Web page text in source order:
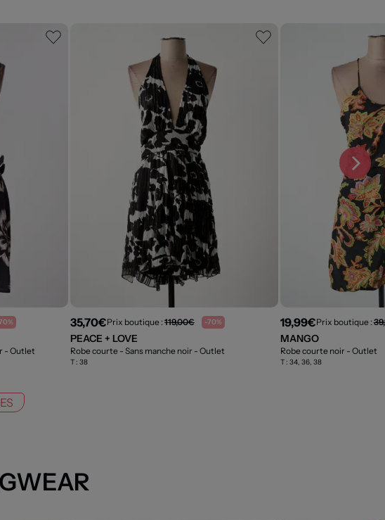
- Outlet
35,70€Prix boutique :119,00€ -70%
PEACE + LOVE
Robe courte - Sans manche noir - Outlet
T :38
19,99€Prix boutique :
MANGO
Robe courte noir - Outlet
T : 34, 36, 38